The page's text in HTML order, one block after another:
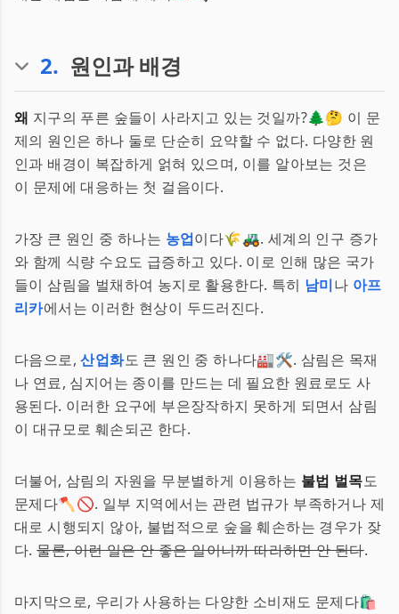
2. 원인과 배경
왜 지구의 푸른 숲들이 사라지고 있는 것일까?🌲🤔 이 문
제의 원인은 하나 둘로 단순히 요약할 수 없다. 다양한 원
인과 배경이 복잡하게 얽혀 있으며, 이를 알아보는 것은
이 문제에 대응하는 첫 걸음이다.
가장 큰 원인 중 하나는 농업이다🌾🚜. 세계의 인구 증가
와 함께 식량 수요도 급증하고 있다. 이로 인해 많은 국가
들이 삼림을 벌채하여 농지로 활용한다. 특히 남미나 아프
리카에서는 이러한 현상이 두드러진다.
다음으로,산업화도 큰 원인 중 하나다🏭🛠️. 삼림은 목재
나 연료, 심지어는 종이를 만드는 데 필요한 원료로도 사
용된다. 이러한 요구에 부은장작하지 못하게 되면서 삼림
이 대규모로 훼손되곤 한다.
더불어, 삼림의 자원을 무분별하게 이용하는 불법 벌목도
문제다🪓🚫. 일부 지역에서는 관련 법규가 부족하거나 제
대로 시행되지 않아, 불법적으로 숲을 훼손하는 경우가 잦
다.물론, 이런 일은 안 좋은 일이니까 따라하면 안 된다.
마지막으로, 우리가 사용하는 다양한 소비재도 문제다🛍️